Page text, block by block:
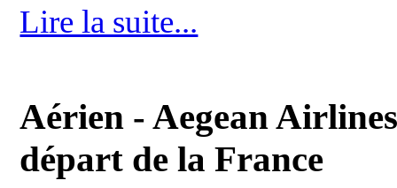
Lire la suite...
Aérien - Aegean
départ de la France